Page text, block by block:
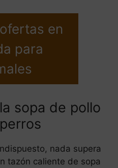
en
para
sopa de pollo
nada supera
tazón caliente de sopa